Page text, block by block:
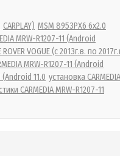
CARPLAY) MSM 8953PX6 6x2.0
MRW-R1207-11 (Android
VOGUE (с 2013г.в. по
MRW-R1207-11 (Android
(Android 11.0 установка CARMEDIA
CARMEDIA MRW-R1207-11